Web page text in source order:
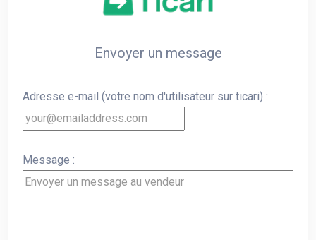
Envoyer un message
Adresse e-mail (votre nom d'utilisateur sur ticari) :
Message :